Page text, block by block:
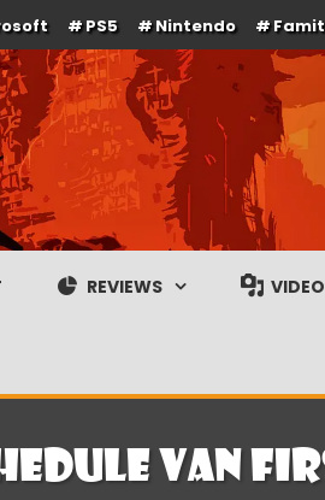
PS5 Nintendo
reviews, coverage en gameplay
REVIEWS
van